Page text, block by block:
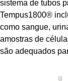
sistema de tubos
Tempus1800®
como sangue,
amostras de
são adequados